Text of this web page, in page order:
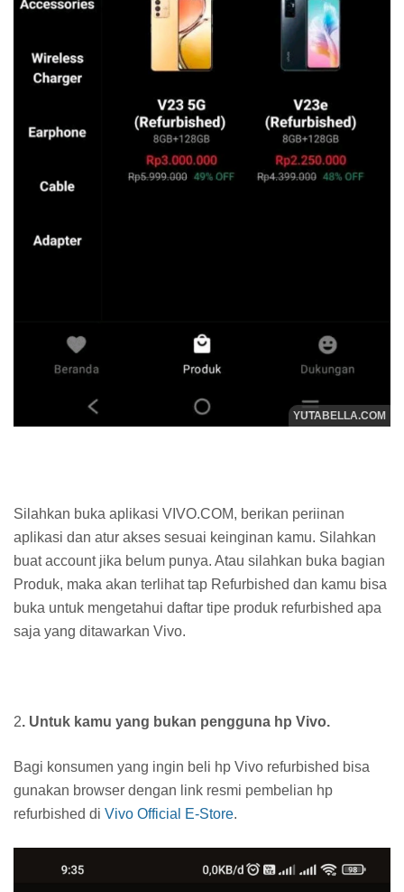
Silahkan buka aplikasi VIVO.COM, berikan periinan
aplikasi dan atur akses sesuai keinginan kamu. Silahkan
buat account jika belum punya. Atau silahkan buka bagian
Produk, maka akan terlihat tap Refurbished dan kamu bisa
buka untuk mengetahui daftar tipe produk refurbished apa
saja yang ditawarkan Vivo.
2. Untuk kamu yang bukan pengguna hp Vivo.
Bagi konsumen yang ingin beli hp Vivo refurbished bisa
gunakan browser dengan link resmi pembelian hp
refurbished di Vivo Official E-Store.